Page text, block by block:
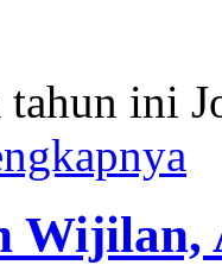
tahun ini
Wijilan,